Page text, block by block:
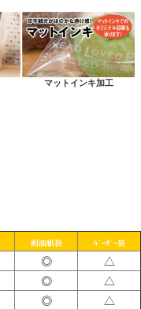
マットインキ加工
耐油紙袋 ﾊﾞｰｶﾞｰ袋
◎ △
◎ △
◎ △